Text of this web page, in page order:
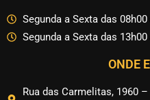
Segunda a Sexta das 08h00
Segunda a Sexta das
ONDE
Rua das Carmelitas, 1960